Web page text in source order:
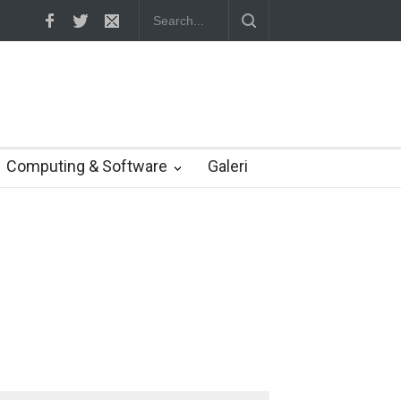
game Indonesia Yahoo setuju Verizon turunkan
Computing & Software Galeri